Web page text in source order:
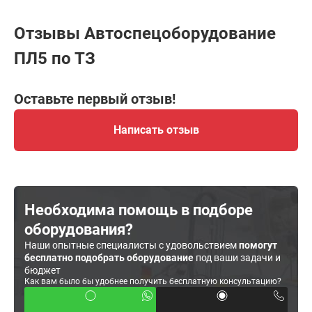
Отзывы Автоспецоборудование
ПЛ5 по ТЗ
Оставьте первый отзыв!
Написать отзыв
Необходима помощь в подборе
оборудования?
Наши опытные специалисты с удовольствиемпомогут
бесплатно подобрать оборудование под ваши задачи и
бюджет
Как вам было бы удобнее получить бесплатную консультацию?